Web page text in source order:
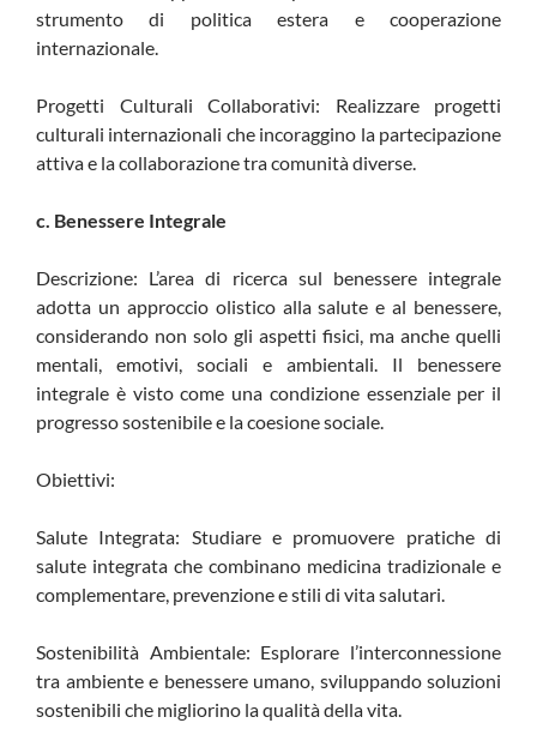
strumento di politica estera e cooperazione
internazionale.
Progetti Culturali Collaborativi: Realizzare progetti
culturali internazionali che incoraggino la partecipazione
attiva e la collaborazione tra comunità diverse.
c. Benessere Integrale
Descrizione: L’area di ricerca sul benessere integrale
adotta un approccio olistico alla salute e al benessere,
considerando non solo gli aspetti fisici, ma anche quelli
mentali, emotivi, sociali e ambientali. Il benessere
integrale è visto come una condizione essenziale per il
progresso sostenibile e la coesione sociale.
Obiettivi:
Salute Integrata: Studiare e promuovere pratiche di
salute integrata che combinano medicina tradizionale e
complementare, prevenzione e stili di vita salutari.
Sostenibilità Ambientale: Esplorare l’interconnessione
tra ambiente e benessere umano, sviluppando soluzioni
sostenibili che migliorino la qualità della vita.